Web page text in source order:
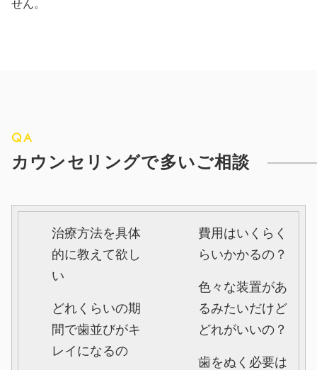
せん。
QA
カウンセリングで多いご相談
治療方法を具体
的に教えて欲し
い
どれくらいの期
間で歯並びがキ
レイになるの
費用はいくらく
らいかかるの？
色々な装置があ
るみたいだけど
どれがいいの？
歯をぬく必要は